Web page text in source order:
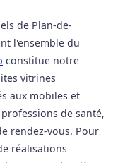
de Plan-de-
l'ensemble du
constitue notre
vitrines
aux mobiles et
de santé,
rendez-vous. Pour
réalisations